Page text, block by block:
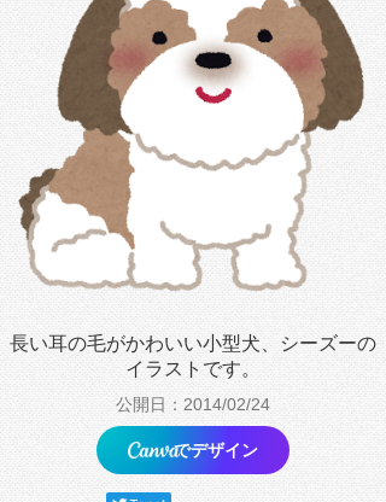
長い耳の毛がかわいい小型犬、シーズーの
イラストです。
公開日：2014/02/24
でデザイン